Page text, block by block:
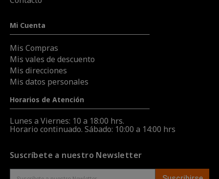
Mi Cuenta
Mis Compras
Mis vales de descuento
Mis direcciones
Mis datos personales
Horarios de Atención
Lunes a Viernes: 10 a 18:00 hrs.
Horario continuado. Sábado: 10:00 a 14:00 hrs
Suscríbete a nuestro Newsletter